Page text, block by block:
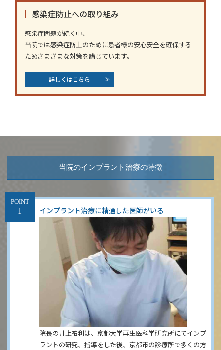
感染症防止への取り組み
感染症問題が続く中、
当院では感染症防止のために患者様の安心安全を確保する
ためさまざまな対策を講じています。
詳しくはこちら
当院のインプラント治療の特徴
POINT
インプラント治療に精通した医師がいる
院長の井上祐利は、京都大学再生医科学研究所にてインプ
ラントの研究、指導をした後、京都市の診療所で多くの方